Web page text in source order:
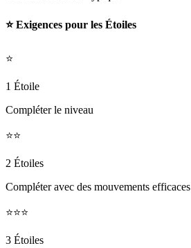
⭐ Exigences pour les Étoiles
⭐
1 Étoile
Compléter le niveau
⭐⭐
2 Étoiles
Compléter avec des mouvements efficaces
⭐⭐⭐
3 Étoiles